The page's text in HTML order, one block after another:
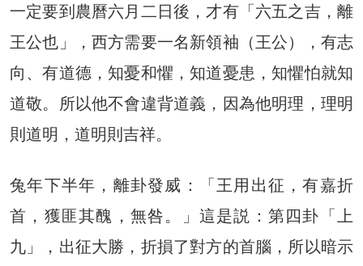
一定要到農曆六月二日後，才有「六五之吉，離
王公也」，西方需要一名新領袖（王公），有志
向、有道德，知憂和懼，知道憂患，知懼怕就知
道敬。所以他不會違背道義，因為他明理，理明
則道明，道明則吉祥。
兔年下半年，離卦發威：「王用出征，有嘉折
首，獲匪其醜，無咎。」這是説：第四卦「上
九」，出征大勝，折損了對方的首腦，所以暗示